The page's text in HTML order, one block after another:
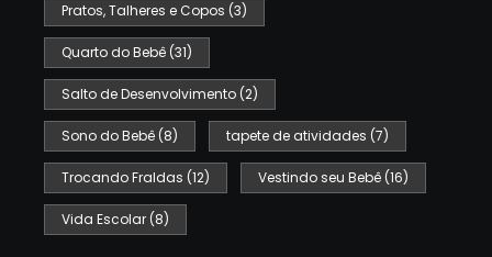
Pratos, Talheres e Copos (3)
Quarto do Bebê (31)
Salto de Desenvolvimento (2)
Sono do Bebê (8) tapete de atividades (7)
Trocando Fraldas (12) Vestindo seu Bebê (16)
Vida Escolar (8)